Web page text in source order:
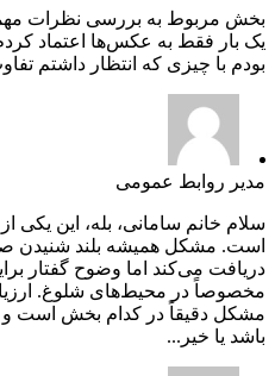
بخش مربوط به بررسی نظرات
یک بار فقط به عکس‌ها اعتماد
بودم با چیزی که انتظار داشتم
مدیر روابط عمومی
سلام خانم سامانی، بله، این یکی
است. مشکل همیشه بلند شنیدن
دریافت می‌کند اما وضوح گفتار
مخصوصاً در محیط‌های شلوغ.
مشکل دقیقاً در کدام بخش است و
باشد یا خیر...